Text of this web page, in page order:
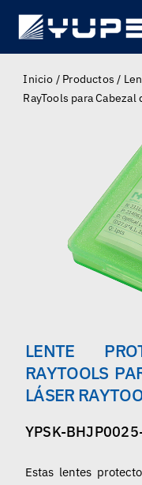
Inicio / Productos /
RayTools para Cabezal
LENTE
RAYTOOLS
LÁSER
YPSK-
Estas lentes